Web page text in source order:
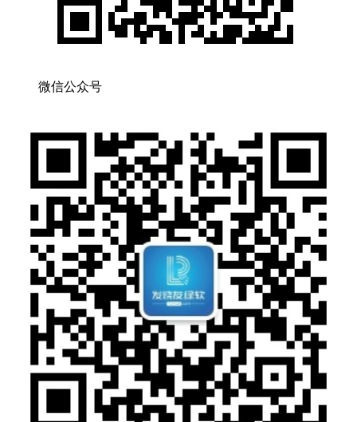
微信公众号